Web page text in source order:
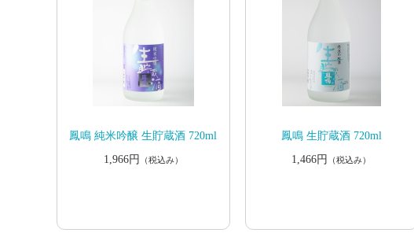
鳳鳴 純米吟醸 生貯蔵酒 720ml
1,966円
（税込み）
鳳鳴 生貯蔵酒 720ml
1,466円
（税込み）